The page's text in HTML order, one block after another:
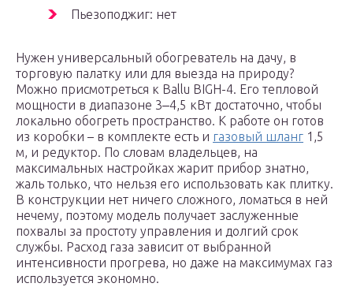
Пьезоподжиг: нет
Нужен универсальный обогреватель на дачу, в
торговую палатку или для выезда на природу?
Можно присмотреться к Ballu BIGH-4. Его тепловой
мощности в диапазоне 3‒4,5 кВт достаточно, чтобы
локально обогреть пространство. К работе он готов
из коробки – в комплекте есть и газовый шланг 1,5
м, и редуктор. По словам владельцев, на
максимальных настройках жарит прибор знатно,
жаль только, что нельзя его использовать как плитку.
В конструкции нет ничего сложного, ломаться в ней
нечему, поэтому модель получает заслуженные
похвалы за простоту управления и долгий срок
службы. Расход газа зависит от выбранной
интенсивности прогрева, но даже на максимумах газ
используется экономно.